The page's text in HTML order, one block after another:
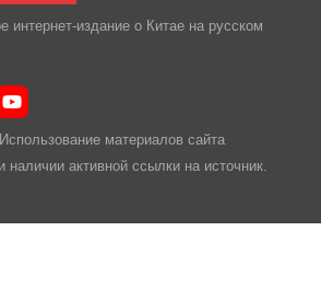
интернет-издание о Китае на русском
материалов сайта
наличии активной ссылки на источник.